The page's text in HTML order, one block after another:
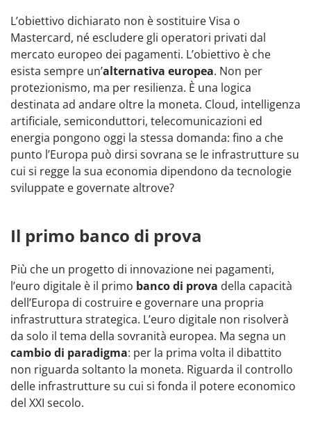
L’obiettivo dichiarato non è sostituire Visa o
Mastercard, né escludere gli operatori privati dal
mercato europeo dei pagamenti. L’obiettivo è che
esista sempre un’alternativa europea. Non per
protezionismo, ma per resilienza. È una logica
destinata ad andare oltre la moneta. Cloud, intelligenza
artificiale, semiconduttori, telecomunicazioni ed
energia pongono oggi la stessa domanda: fino a che
punto l’Europa può dirsi sovrana se le infrastrutture su
cui si regge la sua economia dipendono da tecnologie
sviluppate e governate altrove?
Il primo banco di prova
Più che un progetto di innovazione nei pagamenti,
l’euro digitale è il primo banco di prova della capacità
dell’Europa di costruire e governare una propria
infrastruttura strategica. L’euro digitale non risolverà
da solo il tema della sovranità europea. Ma segna un
cambio di paradigma: per la prima volta il dibattito
non riguarda soltanto la moneta. Riguarda il controllo
delle infrastrutture su cui si fonda il potere economico
del XXI secolo.